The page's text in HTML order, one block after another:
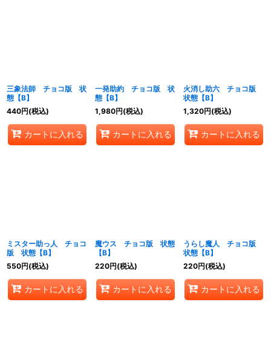
三象法師 チョコ版 状
態【B】
440円(税込)
カートに入れる
一発助約 チョコ版 状
態【B】
1,980円(税込)
カートに入れる
火消し助六 チョコ版
状態【B】
1,320円(税込)
カートに入れる
ミスター助っ人 チョコ
版 状態【B】
550円(税込)
カートに入れる
魔ウス チョコ版 状態
【B】
220円(税込)
カートに入れる
うらし魔人 チョコ版
状態【B】
220円(税込)
カートに入れる